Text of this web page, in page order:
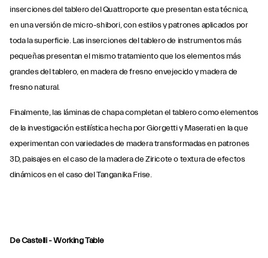
inserciones del tablero del Quattroporte que presentan esta técnica,
en una versión de micro-shibori, con estilos y patrones aplicados por
toda la superficie. Las inserciones del tablero de instrumentos más
pequeñas presentan el mismo tratamiento que los elementos más
grandes del tablero, en madera de fresno envejecido y madera de
fresno natural.
Finalmente, las láminas de chapa completan el tablero como elementos
de la investigación estilística hecha por Giorgetti y Maserati en la que
experimentan con variedades de madera transformadas en patrones
3D, paisajes en el caso de la madera de Ziricote o textura de efectos
dinámicos en el caso del Tanganika Frise.
De Castelli - Working Table